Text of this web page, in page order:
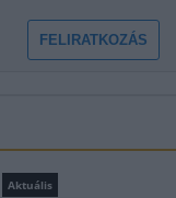
FELIRATKOZÁS
Aktuális